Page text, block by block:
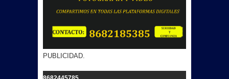
PUBLICIDAD.